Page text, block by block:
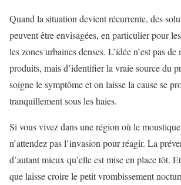
Quand la situation devient récurrente, des
peuvent être envisagées, en particulier pour
les zones urbaines denses. L’idée n’est pas
produits, mais d’identifier la vraie source du
soigne le symptôme et on laisse la cause se
tranquillement sous les haies.
Si vous vivez dans une région où le
n’attendez pas l’invasion pour réagir. La
d’autant mieux qu’elle est mise en place tôt.
que laisse croire le petit vrombissement